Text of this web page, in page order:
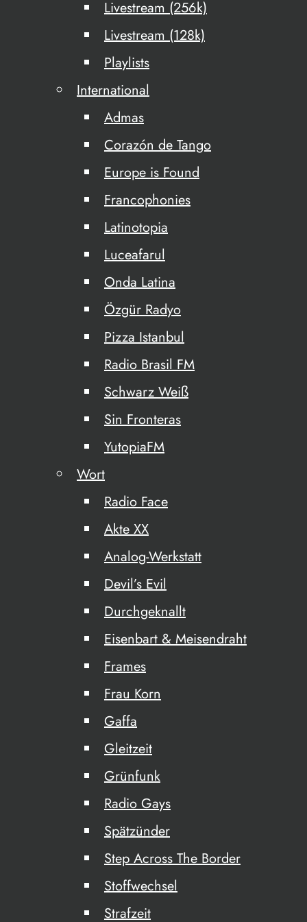
Livestream (256k)
Livestream (128k)
Playlists
International
Admas
Corazón de Tango
Europe is Found
Francophonies
Latinotopia
Luceafarul
Onda Latina
Özgür Radyo
Pizza Istanbul
Radio Brasil FM
Schwarz Weiß
Sin Fronteras
YutopiaFM
Wort
Radio Face
Akte XX
Analog-Werkstatt
Devil’s Evil
Durchgeknallt
Eisenbart & Meisendraht
Frames
Frau Korn
Gaffa
Gleitzeit
Grünfunk
Radio Gays
Spätzünder
Step Across The Border
Stoffwechsel
Strafzeit